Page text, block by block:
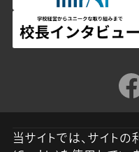
当サイトでは、サイト